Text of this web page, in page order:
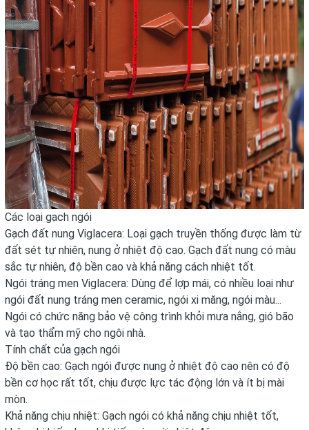
Các loại gạch ngói
Gạch đất nung Viglacera: Loại gạch truyền thống được làm từ
đất sét tự nhiên, nung ở nhiệt độ cao. Gạch đất nung có màu
sắc tự nhiên, độ bền cao và khả năng cách nhiệt tốt.
Ngói tráng men Viglacera: Dùng để lợp mái, có nhiều loại như
ngói đất nung tráng men ceramic, ngói xi măng, ngói màu...
Ngói có chức năng bảo vệ công trình khỏi mưa nắng, gió bão
và tạo thẩm mỹ cho ngôi nhà.
Tính chất của gạch ngói
Độ bền cao: Gạch ngói được nung ở nhiệt độ cao nên có độ
bền cơ học rất tốt, chịu được lực tác động lớn và ít bị mài
mòn.
Khả năng chịu nhiệt: Gạch ngói có khả năng chịu nhiệt tốt,